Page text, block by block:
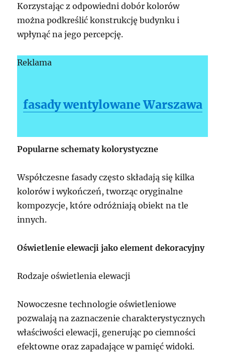
Korzystając z odpowiedni dobór kolorów
można podkreślić konstrukcję budynku i
wpłynąć na jego percepcję.
Reklama
fasady wentylowane Warszawa
Popularne schematy kolorystyczne
Współczesne fasady często składają się kilka
kolorów i wykończeń, tworząc oryginalne
kompozycje, które odróżniają obiekt na tle
innych.
Oświetlenie elewacji jako element dekoracyjny
Rodzaje oświetlenia elewacji
Nowoczesne technologie oświetleniowe
pozwalają na zaznaczenie charakterystycznych
właściwości elewacji, generując po ciemności
efektowne oraz zapadające w pamięć widoki.